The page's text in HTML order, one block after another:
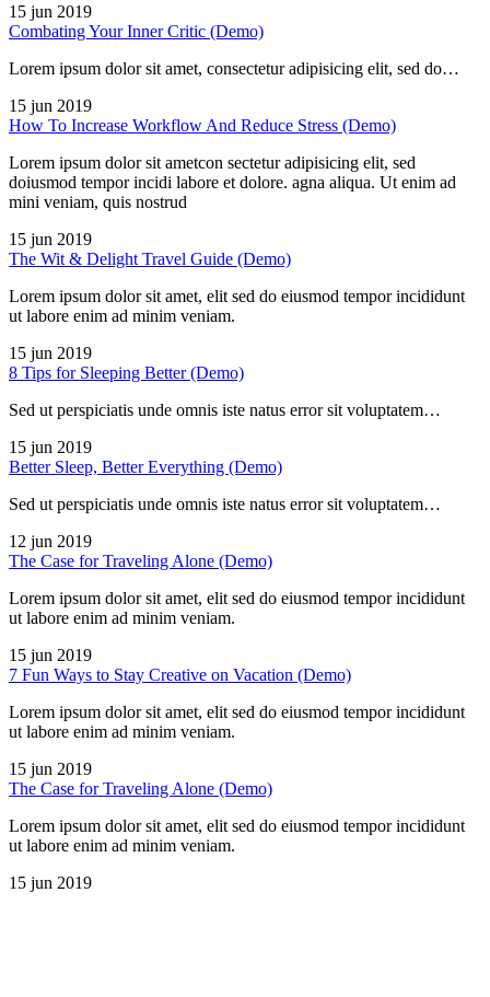
15 jun 2019
Combating Your Inner Critic (Demo)
Lorem ipsum dolor sit amet, consectetur adipisicing elit, sed do…
15 jun 2019
How To Increase Workflow And Reduce Stress (Demo)
Lorem ipsum dolor sit ametcon sectetur adipisicing elit, sed
doiusmod tempor incidi labore et dolore. agna aliqua. Ut enim ad
mini veniam, quis nostrud
15 jun 2019
The Wit & Delight Travel Guide (Demo)
Lorem ipsum dolor sit amet, elit sed do eiusmod tempor incididunt
ut labore enim ad minim veniam.
15 jun 2019
8 Tips for Sleeping Better (Demo)
Sed ut perspiciatis unde omnis iste natus error sit voluptatem…
15 jun 2019
Better Sleep, Better Everything (Demo)
Sed ut perspiciatis unde omnis iste natus error sit voluptatem…
12 jun 2019
The Case for Traveling Alone (Demo)
Lorem ipsum dolor sit amet, elit sed do eiusmod tempor incididunt
ut labore enim ad minim veniam.
15 jun 2019
7 Fun Ways to Stay Creative on Vacation (Demo)
Lorem ipsum dolor sit amet, elit sed do eiusmod tempor incididunt
ut labore enim ad minim veniam.
15 jun 2019
The Case for Traveling Alone (Demo)
Lorem ipsum dolor sit amet, elit sed do eiusmod tempor incididunt
ut labore enim ad minim veniam.
15 jun 2019